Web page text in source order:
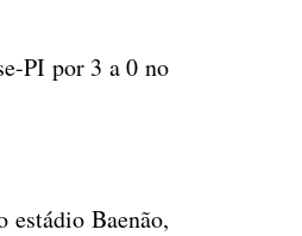
PI por 3 a 0 no
estádio Baenão,